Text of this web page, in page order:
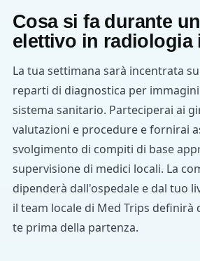
Cosa si fa durante
elettivo in radiologia
La tua settimana sarà incentrata
reparti di diagnostica per
sistema sanitario. Parteciperai ai
valutazioni e procedure e fornirai
svolgimento di compiti di base
supervisione di medici locali. La
dipenderà dall'ospedale e dal tuo
il team locale di Med Trips definirà
te prima della partenza.